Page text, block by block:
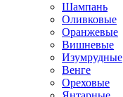
Шампань
Оливковые
Оранжевые
Вишневые
Изумрудные
Венге
Ореховые